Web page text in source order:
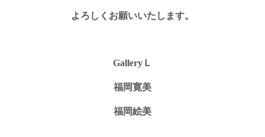
よろしくお願いいたします。
GalleryＬ
福岡寛美
福岡絵美